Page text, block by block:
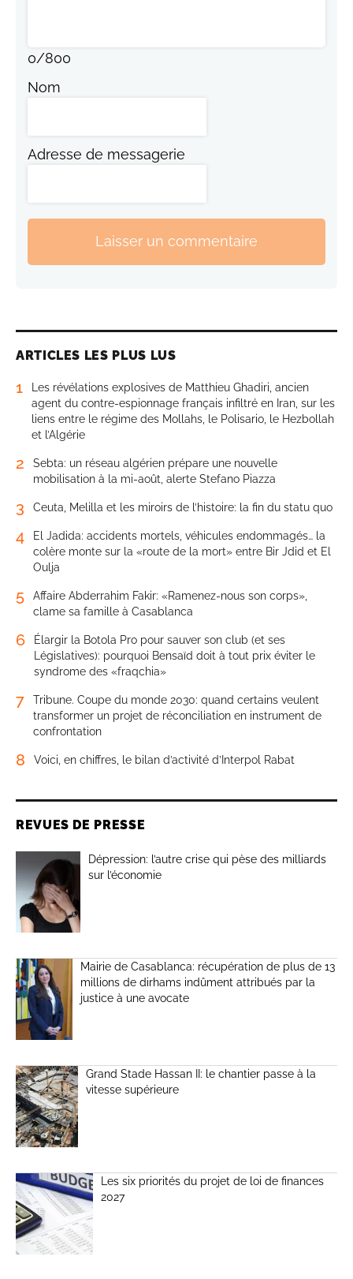
0/800
Nom
Adresse de messagerie
Laisser un commentaire
ARTICLES LES PLUS LUS
1
Les révélations explosives de Matthieu Ghadiri, ancien
agent du contre-espionnage français infiltré en Iran, sur les
liens entre le régime des Mollahs, le Polisario, le Hezbollah
et l’Algérie
2
Sebta: un réseau algérien prépare une nouvelle
mobilisation à la mi-août, alerte Stefano Piazza
3 Ceuta, Melilla et les miroirs de l’histoire: la fin du statu quo
4
El Jadida: accidents mortels, véhicules endommagés… la
colère monte sur la «route de la mort» entre Bir Jdid et El
Oulja
5
Affaire Abderrahim Fakir: «Ramenez-nous son corps»,
clame sa famille à Casablanca
6
Élargir la Botola Pro pour sauver son club (et ses
Législatives): pourquoi Bensaïd doit à tout prix éviter le
syndrome des «fraqchia»
7
Tribune. Coupe du monde 2030: quand certains veulent
transformer un projet de réconciliation en instrument de
confrontation
8 Voici, en chiffres, le bilan d’activité d’Interpol Rabat
REVUES DE PRESSE
Dépression: l’autre crise qui pèse des milliards
sur l’économie
Mairie de Casablanca: récupération de plus de 13
millions de dirhams indûment attribués par la
justice à une avocate
Grand Stade Hassan II: le chantier passe à la
vitesse supérieure
Les six priorités du projet de loi de finances
2027